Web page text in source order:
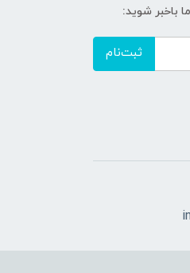
باخبر شوید:
ثبت‌نام